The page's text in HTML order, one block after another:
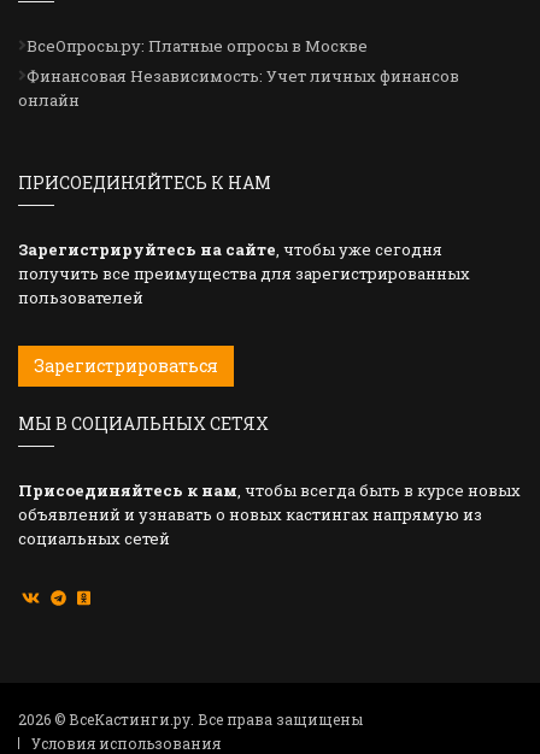
ВсеОпросы.ру: Платные опросы в Москве
Финансовая Независимость: Учет личных финансов
онлайн
ПРИСОЕДИНЯЙТЕСЬ К НАМ
Зарегистрируйтесь на сайте, чтобы уже сегодня
получить все преимущества для зарегистрированных
пользователей
Зарегистрироваться
МЫ В СОЦИАЛЬНЫХ СЕТЯХ
Присоединяйтесь к нам, чтобы всегда быть в курсе новых
объявлений и узнавать о новых кастингах напрямую из
социальных сетей
2026 © ВсеКастинги.ру. Все права защищены
Условия использования